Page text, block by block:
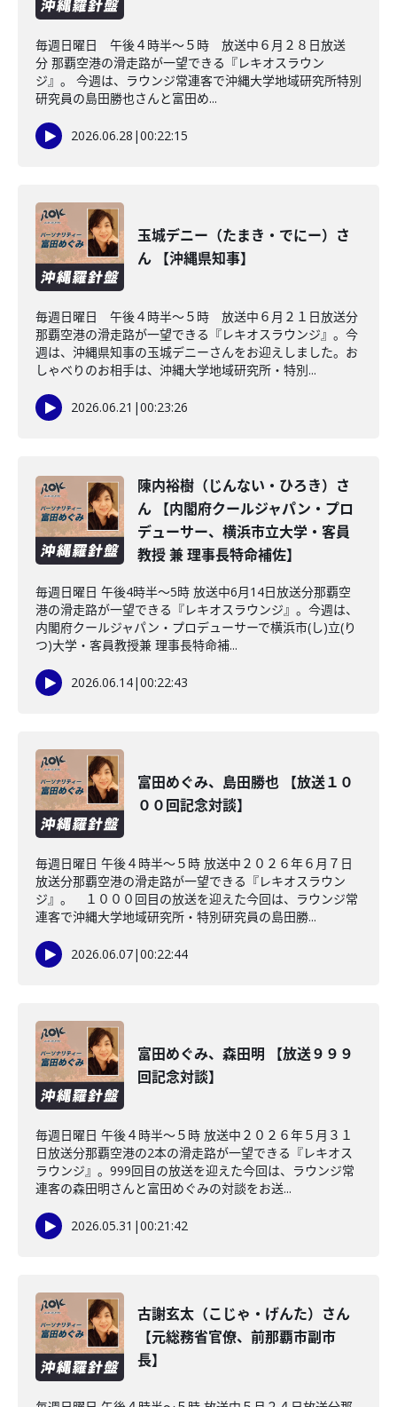
毎週日曜日 午後４時半～５時 放送中６月２８日放送
分 那覇空港の滑走路が一望できる『レキオスラウン
ジ』。 今週は、ラウンジ常連客で沖縄大学地域研究所特別
研究員の島田勝也さんと富田め...
2026.06.28 |00:22:15
玉城デニー（たまき・でにー）さ
ん 【沖縄県知事】
毎週日曜日 午後４時半～５時 放送中６月２１日放送分
那覇空港の滑走路が一望できる『レキオスラウンジ』。今
週は、沖縄県知事の玉城デニーさんをお迎えしました。お
しゃべりのお相手は、沖縄大学地域研究所・特別...
2026.06.21 |00:23:26
陳内裕樹（じんない・ひろき）さ
ん 【内閣府クールジャパン・プロ
デューサー、横浜市立大学・客員
教授 兼 理事長特命補佐】
毎週日曜日 午後4時半～5時 放送中6月14日放送分那覇空
港の滑走路が一望できる『レキオスラウンジ』。今週は、
内閣府クールジャパン・プロデューサーで横浜市(し)立(り
つ)大学・客員教授兼 理事長特命補...
2026.06.14|00:22:43
富田めぐみ、島田勝也 【放送１０
００回記念対談】
毎週日曜日 午後４時半～５時 放送中２０２６年６月７日
放送分那覇空港の滑走路が一望できる『レキオスラウン
ジ』。 １０００回目の放送を迎えた今回は、ラウンジ常
連客で沖縄大学地域研究所・特別研究員の島田勝...
2026.06.07|00:22:44
富田めぐみ、森田明 【放送９９９
回記念対談】
毎週日曜日 午後４時半～５時 放送中２０２６年５月３１
日放送分那覇空港の2本の滑走路が一望できる『レキオス
ラウンジ』。999回目の放送を迎えた今回は、ラウンジ常
連客の森田明さんと富田めぐみの対談をお送...
2026.05.31 |00:21:42
古謝玄太（こじゃ・げんた）さん
【元総務省官僚、前那覇市副市
長】